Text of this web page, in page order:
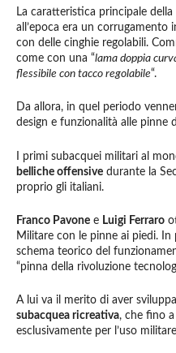
La caratteristica principale
all’epoca era un corrugamento
con delle cinghie regolabili.
come con una “lama doppia
flessibile con tacco regolabile“.
Da allora, in quel periodo
design e funzionalità alle pinne
I primi subacquei militari al
belliche offensive durante la
proprio gli italiani.
Franco Pavone e Luigi Ferraro
Militare con le pinne ai piedi.
schema teorico del
“pinna della rivoluzione
A lui va il merito di aver
subacquea ricreativa, che fino
esclusivamente per l’uso